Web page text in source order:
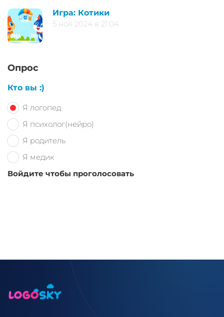
Игра: Котики
5 ноя 2024 в 21:04
Опрос
Кто вы :)
Я логопед
Я психолог(нейро)
Я родитель
Я медик
Войдите чтобы проголосовать